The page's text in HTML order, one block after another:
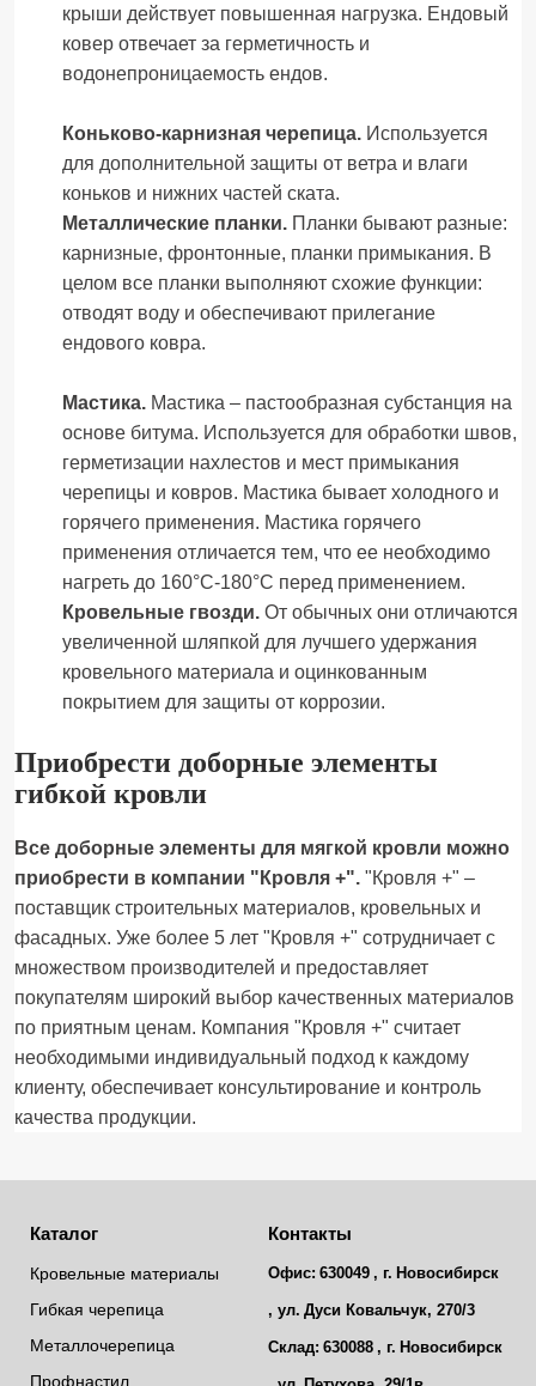
крыши действует повышенная нагрузка. Ендовый
ковер отвечает за герметичность и
водонепроницаемость ендов.
Коньково-карнизная черепица. Используется
для дополнительной защиты от ветра и влаги
коньков и нижних частей ската.
Металлические планки. Планки бывают разные:
карнизные, фронтонные, планки примыкания. В
целом все планки выполняют схожие функции:
отводят воду и обеспечивают прилегание
ендового ковра.
Мастика. Мастика – пастообразная субстанция на
основе битума. Используется для обработки швов,
герметизации нахлестов и мест примыкания
черепицы и ковров. Мастика бывает холодного и
горячего применения. Мастика горячего
применения отличается тем, что ее необходимо
нагреть до 160°С-180°С перед применением.
Кровельные гвозди. От обычных они отличаются
увеличенной шляпкой для лучшего удержания
кровельного материала и оцинкованным
покрытием для защиты от коррозии.
Приобрести доборные элементы
гибкой кровли
Все доборные элементы для мягкой кровли можно
приобрести в компании "Кровля +". "Кровля +" –
поставщик строительных материалов, кровельных и
фасадных. Уже более 5 лет "Кровля +" сотрудничает с
множеством производителей и предоставляет
покупателям широкий выбор качественных материалов
по приятным ценам. Компания "Кровля +" считает
необходимыми индивидуальный подход к каждому
клиенту, обеспечивает консультирование и контроль
качества продукции.
Каталог
Кровельные материалы
Гибкая черепица
Металлочерепица
Профнастил
Контакты
Офис: 630049 , г. Новосибирск
, ул. Дуси Ковальчук, 270/3
Склад: 630088 , г. Новосибирск